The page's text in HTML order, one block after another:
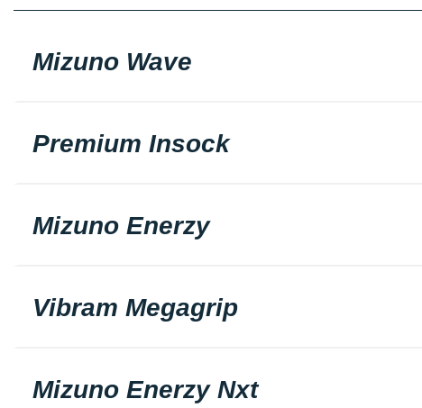
Mizuno Wave
Premium Insock
Mizuno Enerzy
Vibram Megagrip
Mizuno Enerzy Nxt